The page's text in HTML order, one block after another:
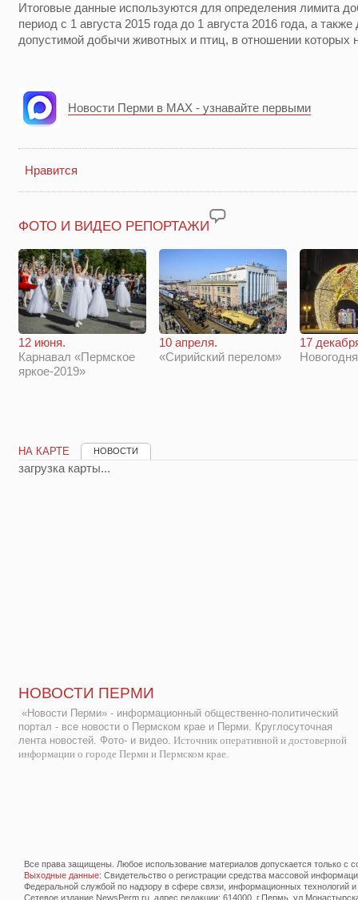
Итоговые данные используются для определения лимита
период с 1 августа 2015 года до 1 августа 2016 года, а
допустимой добычи животных и птиц, в отношении которых
Новости Перми в MAX - узнавайте первыми
Нравится
ФОТО И ВИДЕО РЕПОРТАЖИ
12 июня.
Карнавал «Пермское
яркое-2019»
10 апреля.
«Сирийский перелом»
17
НА КАРТЕ НОВОСТИ
загрузка карты...
НОВОСТИ ПЕРМИ
«Новости Перми» - информационный общественно-политический
портал - все новости о Пермском крае и Перми. Круглосуточная
лента новостей. Фото- и видео. Источник оперативной и достоверной
информации о городе Перми и Пермском крае.
Все права защищены. Любое использование материалов допускается только с
Выходные данные: Свидетельство о регистрации средства массовой
Федеральной службой по надзору в сфере связи, информационных технологий
Сетевое издание NewsPerm.ru, адрес редакции: 614000, г.Пермь,